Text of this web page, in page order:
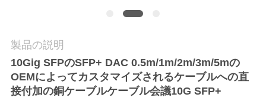
絡
し
な
製品の説明
10Gig SFPのSFP+ DAC 0.5m/1m/2m/3m/5mの
OEMによってカスタマイズされるケーブルへの直
接付加の銅ケーブルケーブル会議10G SFP+